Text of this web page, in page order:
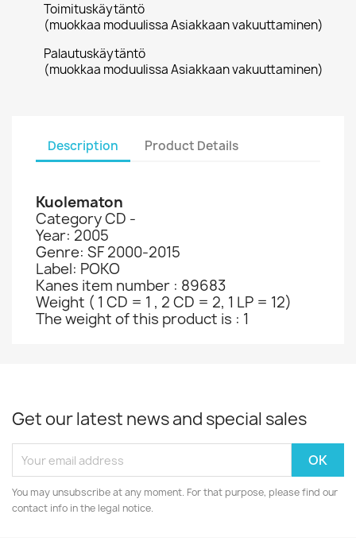
Toimituskäytäntö
(muokkaa moduulissa Asiakkaan vakuuttaminen)
Palautuskäytäntö
(muokkaa moduulissa Asiakkaan vakuuttaminen)
Description Product Details
Kuolematon
Category CD -
Year: 2005
Genre: SF 2000-2015
Label: POKO
Kanes item number : 89683
Weight ( 1 CD = 1 , 2 CD = 2, 1 LP = 12)
The weight of this product is : 1
Get our latest news and special sales
You may unsubscribe at any moment. For that purpose, please find our
contact info in the legal notice.